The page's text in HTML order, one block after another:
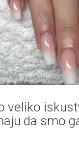
veliko
da smo